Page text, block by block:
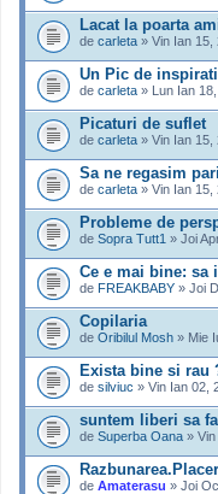
Lacat la poarta
de carleta » Vin Ian 15,
Un Pic de
de carleta » Lun Ian
Picaturi de suflet
de carleta » Vin Ian 15,
Sa ne regasim
de carleta » Vin Ian 15,
Probleme de
de Sopra Tutt1 » Joi
Ce e mai bine: sa
de FREAKBABY » Joi
Copilaria
de Oribilul Mosh » Mie
Exista bine si rau
de silviuc » Vin Ian 02,
suntem liberi sa
de Superba Oana »
de Amaterasu » Joi